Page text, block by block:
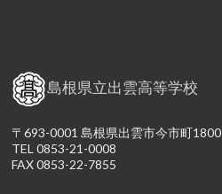
島根県立出雲高等学校
〒693-0001 島根県出雲市今市町1800
TEL 0853-21-0008
FAX 0853-22-7855